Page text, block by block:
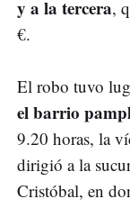
y a la tercera,
€.
El robo tuvo
el barrio
9.20 horas, la
dirigió a la
Cristóbal, en